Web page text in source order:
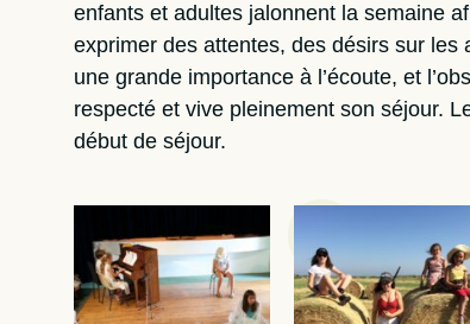
enfants et adultes jalonnent la semaine
exprimer des attentes, des désirs sur
une grande importance à l’écoute, et
respecté et vive pleinement son séjour.
début de séjour.